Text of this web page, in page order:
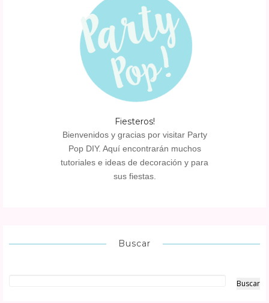
Fiesteros!
Bienvenidos y gracias por visitar Party
Pop DIY. Aquí encontrarán muchos
tutoriales e ideas de decoración y para
sus fiestas.
Buscar